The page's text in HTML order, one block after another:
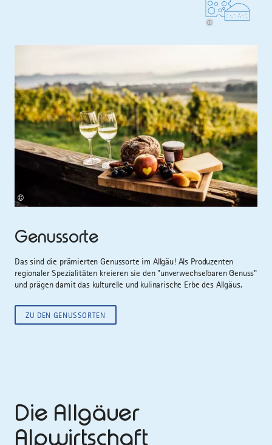
©
Genussorte
©
Das sind die prämierten Genussorte im Allgäu! Als Produzenten
regionaler Spezialitäten kreieren sie den "unverwechselbaren Genuss"
und prägen damit das kulturelle und kulinarische Erbe des Allgäus.
ZU DEN GENUSSORTEN
Die Allgäuer
Alpwirtschaft